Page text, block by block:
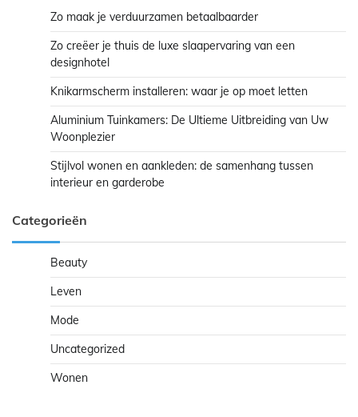
Zo maak je verduurzamen betaalbaarder
Zo creëer je thuis de luxe slaapervaring van een
designhotel
Knikarmscherm installeren: waar je op moet letten
Aluminium Tuinkamers: De Ultieme Uitbreiding van Uw
Woonplezier
Stijlvol wonen en aankleden: de samenhang tussen
interieur en garderobe
Categorieën
Beauty
Leven
Mode
Uncategorized
Wonen